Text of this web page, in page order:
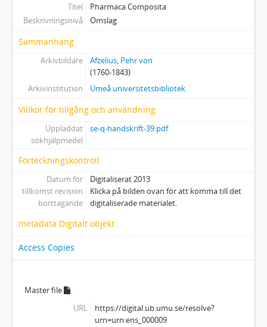
Titel
Pharmaca Composita
Beskrivningsnivå
Omslag
Sammanhang
Arkivbildare
Afzelius, Pehr von
(1760-1843)
Arkivinstitution
Umeå universitetsbibliotek
Villkor för tillgång och användning
Uppladdat
sökhjälpmedel
se-q-handskrift-39.pdf
Förteckningskontroll
Datum för
tillkomst revision
borttagande
Digitaliserat 2013
Klicka på bilden ovan för att komma till det
digitaliserade materialet.
metadata Digitalt objekt
Access Copies
Master file
URL
https://digital.ub.umu.se/resolve?
urn=urn:ens_000009